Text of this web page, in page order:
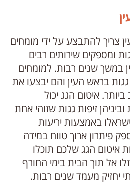
צריך להתבצע על ידי מומחים
ומספקים שירותים רבים
במשך שנים רבות. למומחים
גגות בראש העין והם יבצעו את
איטום הגג יכול
זיפות גגות שזוהי אחת
באמצעות יריעות
פיתרון ארוך טווח במידה
איטום הגג שלכם תוכלו
אל תוך הבית בימי החורף
יחזיק מעמד שנים רבות.